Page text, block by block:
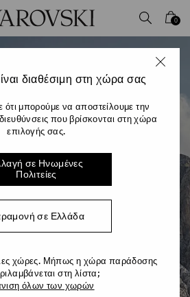
0
διαθέσιμη στη χώρα σας
ότι μπορούμε να αποστείλουμε την
που βρίσκονται στη χώρα
επιλογής σας.
σε Ηνωμένες
Πολιτείες
σε Ελλάδα
χώρες. Μήπως η χώρα παράδοσης
στη λίστα;
όλων των χωρών